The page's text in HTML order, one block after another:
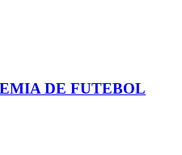
DE FUTEBOL